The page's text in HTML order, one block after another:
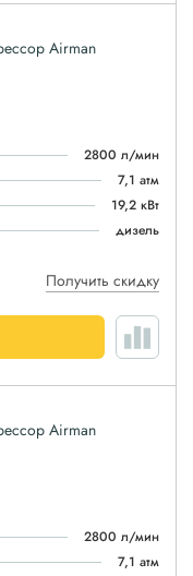
Airman
2800 л/мин
7,1 атм
19,2 кВт
дизель
Получить скидку
Airman
2800 л/мин
7,1 атм